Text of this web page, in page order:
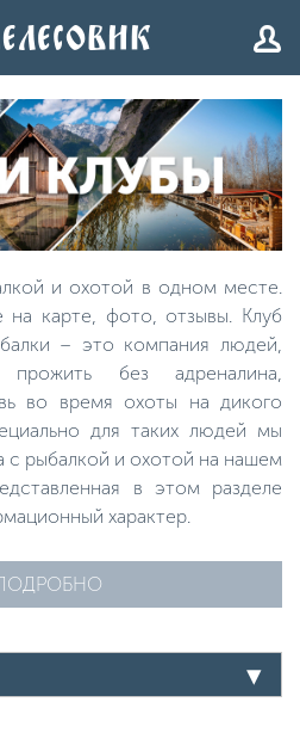
и охотой в одном месте.
карте, фото, отзывы. Клуб
– это компания людей,
без адреналина,
во время охоты на дикого
для таких людей мы
с рыбалкой и охотой на нашем
в этом разделе
характер.